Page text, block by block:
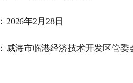
2026年2月28日
威海市临港经济技术开发区管委